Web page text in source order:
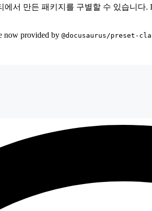
만든 패키지를 구별할 수 있습니다. In
now provided by @docusaurus/preset-